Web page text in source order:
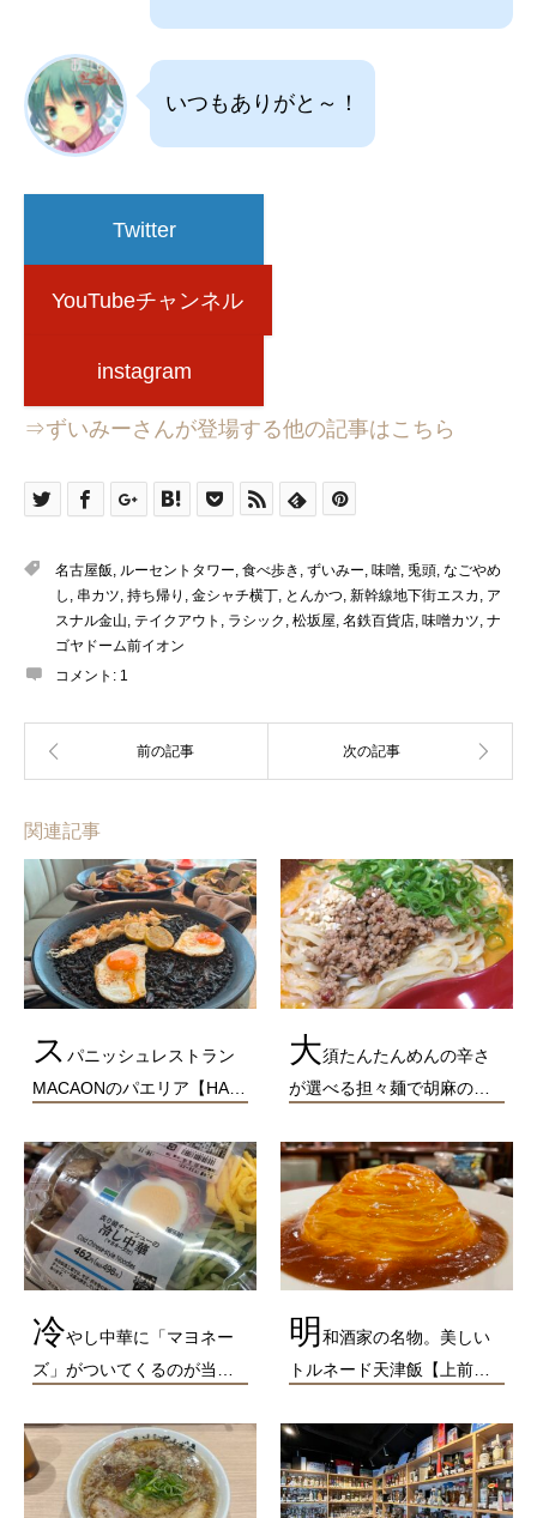
いつもありがと～！
Twitter
YouTubeチャンネル
instagram
⇒ずいみーさんが登場する他の記事はこちら
名古屋飯 ルーセントタワー 食べ歩き ずいみー 味噌 兎頭 なごやめ
し
串カツ 持ち帰り 金シャチ横丁 とんかつ 新幹線地下街エスカ
ア
スナル金山 テイクアウト ラシック 松坂屋 名鉄百貨店 味噌カツ ナ
ゴヤドーム前イオン
コメント: 1
関連記事
ス パニッシュレストラン
MACAONのパエリア【HA…
大須たんたんめんの辛さ
が選べる担々麺で胡麻の…
冷やし中華に「マヨネー
ズ」がついてくるのが当…
明 和酒家の名物。美しい
トルネード天津飯【上前…